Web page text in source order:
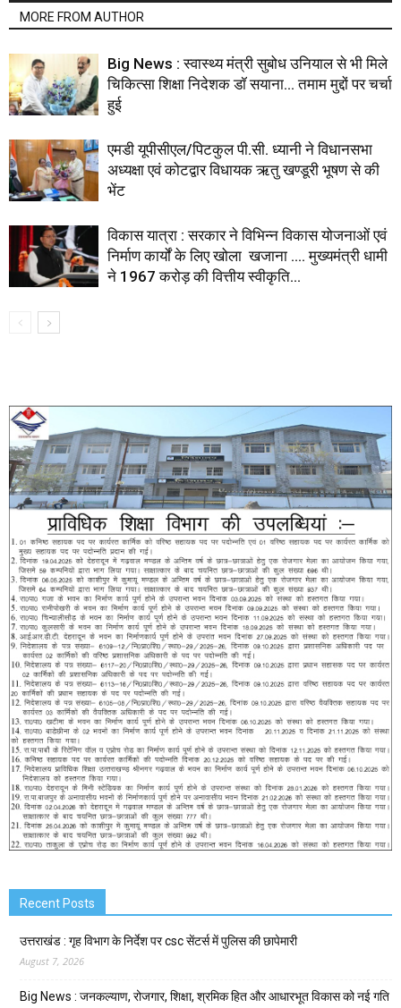
MORE FROM AUTHOR
Big News : स्वास्थ्य मंत्री सुबोध उनियाल से भी मिले
चिकित्सा शिक्षा निदेशक डॉ सयाना… तमाम मुद्दों पर चर्चा
हुई
एमडी यूपीसीएल/पिटकुल पी.सी. ध्यानी ने विधानसभा
अध्यक्षा एवं कोटद्वार विधायक ऋतु खण्डूरी भूषण से की
भेंट
विकास यात्रा : सरकार ने विभिन्न विकास योजनाओं एवं
निर्माण कार्यों के लिए खोला खजाना …. मुख्यमंत्री धामी
ने ₹1967 करोड़ की वित्तीय स्वीकृति...
Recent Posts
उत्तराखंड : गृह विभाग के निर्देश पर csc सेंटर्स में पुलिस की छापेमारी
August 7, 2026
Big News : जनकल्याण, रोजगार, शिक्षा, श्रमिक हित और आधारभूत विकास को नई गति